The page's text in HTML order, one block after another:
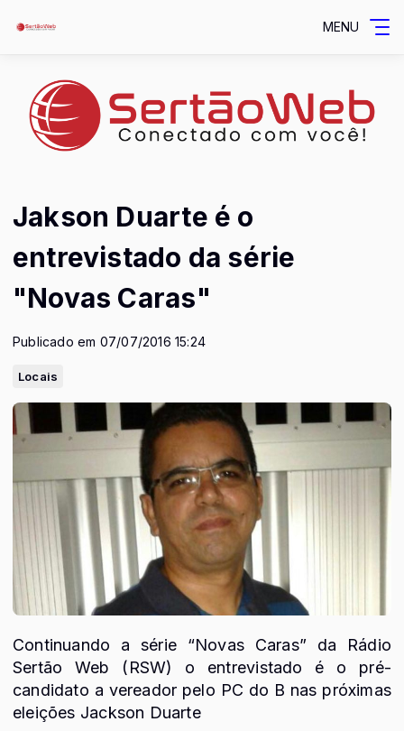
MENU
Jakson Duarte é o
entrevistado da série
"Novas Caras"
Publicado em 07/07/2016 15:24
Locais
Continuando a série “Novas Caras” da Rádio
Sertão Web (RSW) o entrevistado é o pré-
candidato a vereador pelo PC do B nas próximas
eleições Jackson Duarte